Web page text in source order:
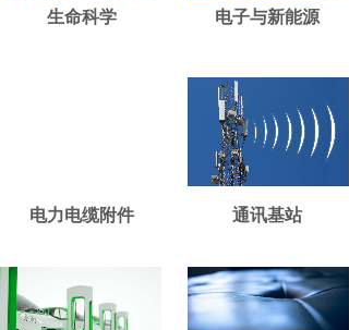
电子与新能源
生命科学
通讯基站
电力电缆附件